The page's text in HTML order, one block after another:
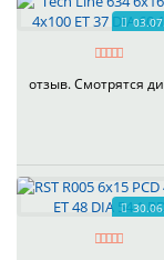
отзыв. Смотрятся